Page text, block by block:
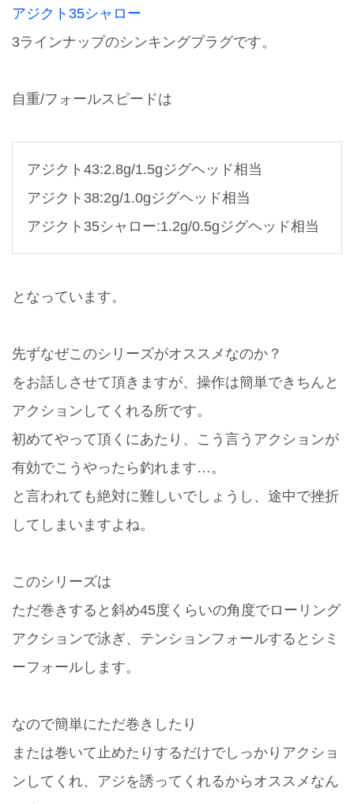
アジクト35シャロー
3ラインナップのシンキングプラグです。
自重/フォールスピードは
アジクト43:2.8g/1.5gジグヘッド相当
アジクト38:2g/1.0gジグヘッド相当
アジクト35シャロー:1.2g/0.5gジグヘッド相当
となっています。
先ずなぜこのシリーズがオススメなのか？
をお話しさせて頂きますが、操作は簡単できちんと
アクションしてくれる所です。
初めてやって頂くにあたり、こう言うアクションが
有効でこうやったら釣れます…。
と言われても絶対に難しいでしょうし、途中で挫折
してしまいますよね。
このシリーズは
ただ巻きすると斜め45度くらいの角度でローリング
アクションで泳ぎ、テンションフォールするとシミ
ーフォールします。
なので簡単にただ巻きしたり
または巻いて止めたりするだけでしっかりアクショ
ンしてくれ、アジを誘ってくれるからオススメなん